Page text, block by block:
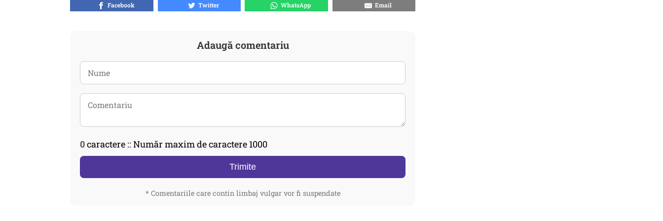
Facebook Twitter WhatsApp Email
Adaugă comentariu
0caractere :: Număr maxim de caractere 1000
Trimite
* Comentariile care contin limbaj vulgar vor fi suspendate